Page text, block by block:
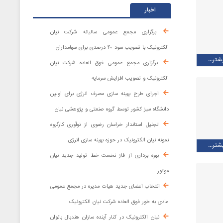
اخبار
برگزاری مجمع عمومی سالیانه شرکت نیان
الکترونیک با تصویب سود ۴۰ درصدی برای سهامداران
برگزاری مجمع عمومی فوق العاده شرکت نیان
الکترونیک و تصویب افزایش سرمایه
اجرای طرح بهینه سازی مصرف انرژی برای اولین
دانشگاه سبز کشور توسط گروه صنعتی و پژوهشی نیان
تجلیل استاندار خراسان رضوی از نوآوری کارگروه
نمونه نیان الکترونیک در حوزه بهینه ‌سازی انرژی
بهره برداری از فاز نخست خط تولید جدید نیان
موتور
انتخاب اعضای جدید هیات مدیره در مجمع عمومی
عادی به طور فوق العاده شرکت نیان الکترونیک
نیان الکترونیک در کنار آینده ‌سازان هندبال بانوان